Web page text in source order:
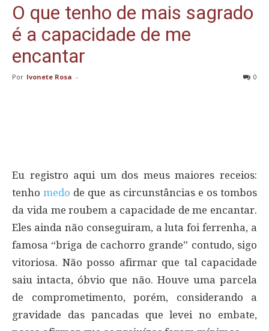
O que tenho de mais sagrado
é a capacidade de me
encantar
Por Ivonete Rosa - 0
Eu registro aqui um dos meus maiores receios:
tenhomedo de que as circunstâncias e os tombos
da vida me roubem a capacidade de me encantar.
Eles ainda não conseguiram, a luta foi ferrenha, a
famosa “briga de cachorro grande” contudo, sigo
vitoriosa. Não posso afirmar que tal capacidade
saiu intacta, óbvio que não. Houve uma parcela
de comprometimento, porém, considerando a
gravidade das pancadas que levei no embate,